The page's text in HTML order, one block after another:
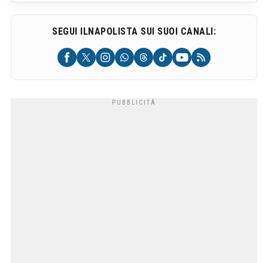
SEGUI ILNAPOLISTA SUI SUOI CANALI: